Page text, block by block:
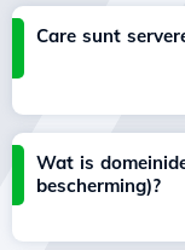
Care sunt
Wat is
bescherming)?